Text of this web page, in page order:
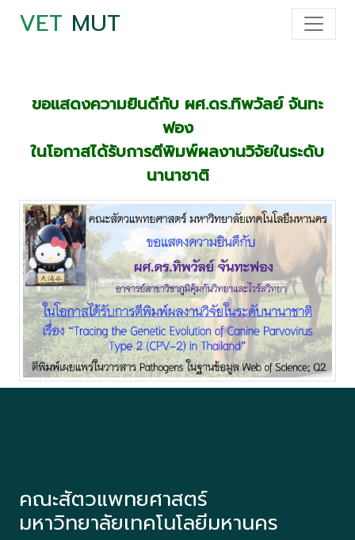
VET MUT
ขอแสดงความยินดีกับ ผศ.ดร.ทิพวัลย์ จันทะ
ฟอง
ในโอกาสได้รับการตีพิมพ์ผลงานวิจัยในระดับ
นานาชาติ
คณะสัตวแพทยศาสตร์
มหาวิทยาลัยเทคโนโลยีมหานคร